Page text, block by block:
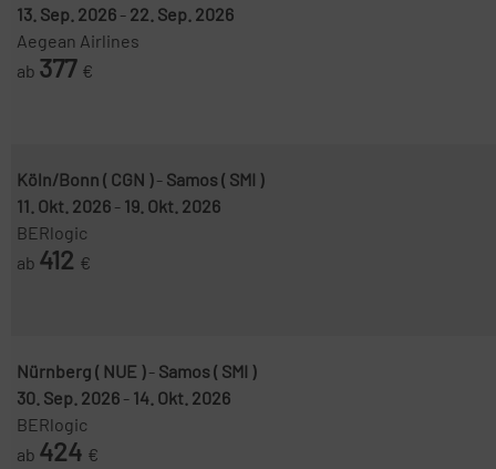
13. Sep. 2026 - 22. Sep. 2026
Aegean Airlines
ab 377 €
Köln/Bonn ( CGN )- Samos ( SMI )
11. Okt. 2026 - 19. Okt. 2026
BERlogic
ab 412 €
Nürnberg ( NUE )- Samos ( SMI )
30. Sep. 2026 - 14. Okt. 2026
BERlogic
ab 424 €